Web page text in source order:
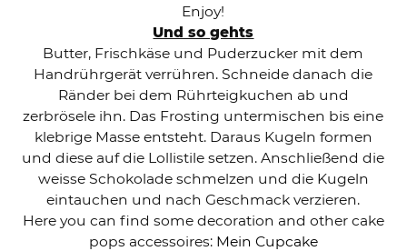
Enjoy!
Und so gehts
Butter, Frischkäse und Puderzucker mit dem
Handrührgerät verrühren. Schneide danach die
Ränder bei dem Rührteigkuchen ab und
zerbrösele ihn. Das Frosting untermischen bis eine
klebrige Masse entsteht. Daraus Kugeln formen
und diese auf die Lollistile setzen. Anschließend die
weisse Schokolade schmelzen und die Kugeln
eintauchen und nach Geschmack verzieren.
Here you can find some decoration and other cake
pops accessoires: Mein Cupcake